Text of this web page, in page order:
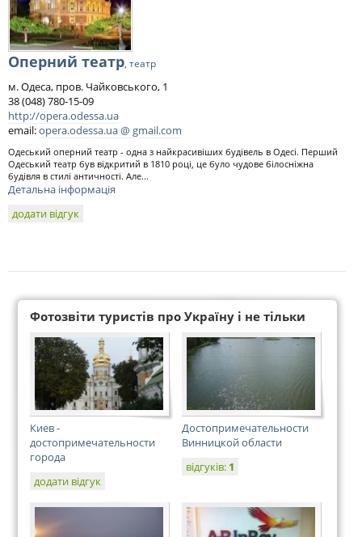
Оперний театр, театр
м. Одеса, пров. Чайковського, 1
38 (048) 780-15-09
http://opera.odessa.ua
email:opera.odessa.ua @ gmail.com
Одеський оперний театр - одна з найкрасивіших будівель в Одесі. Перший
Одеський театр був відкритий в 1810 році, це було чудове білосніжна
будівля в стилі античності. Але...
Детальна інформація
додати відгук
Фотозвіти туристів про Україну і не тільки
Киев -
достопримечательности
города
додати відгук
Достопримечательности
Винницкой области
відгуків: 1